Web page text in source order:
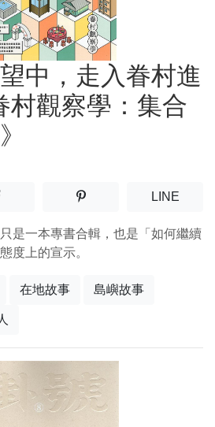
中，走入眷村進
觀察學：集合
享至facebook(另開新視窗)
分享至噗浪(另開新視窗)
LINE(另開
是一本專書合輯，也是「如何繼續
度上的宣示。
在地故事 島嶼故事